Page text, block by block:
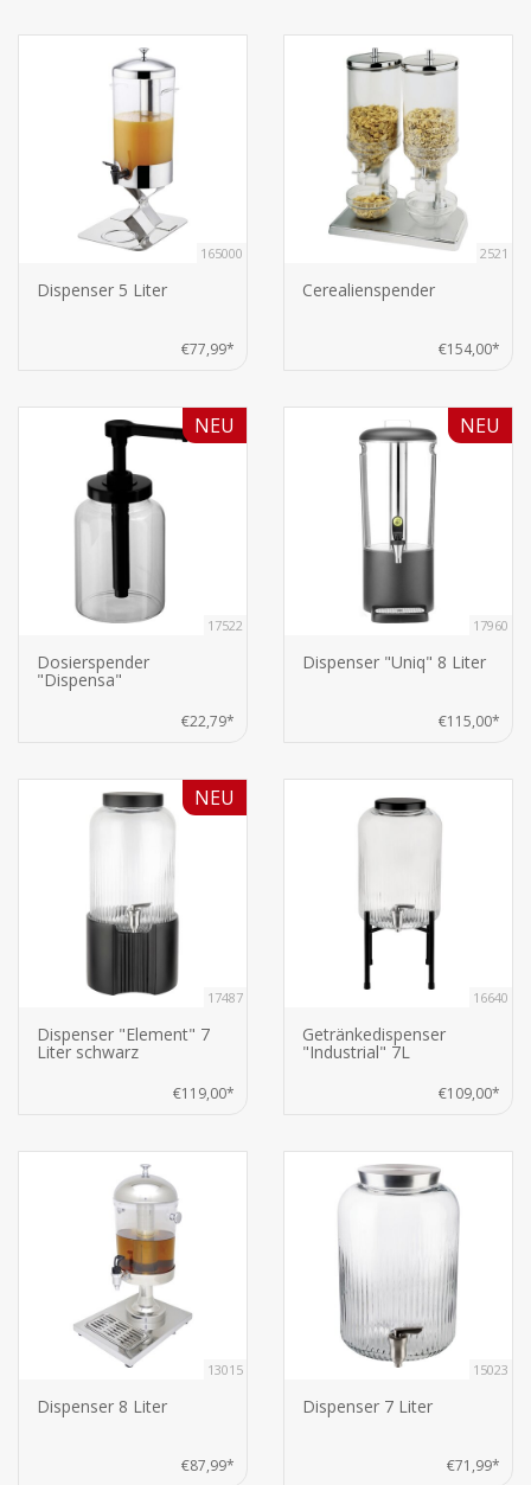
165000
Dispenser 5 Liter
€77,99*
2521
Cerealienspender
€154,00*
17522
Dosierspender
"Dispensa"
€22,79*
NEU
17960
Dispenser "Uniq" 8 Liter
€115,00*
NEU
17487
Dispenser "Element" 7
Liter schwarz
€119,00*
NEU
16640
Getränkedispenser
"Industrial" 7L
€109,00*
13015
Dispenser 8 Liter
€87,99*
15023
Dispenser 7 Liter
€71,99*